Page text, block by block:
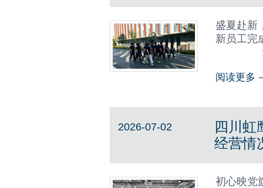
盛夏赴新
新员工完
培训以
阅读更多
2026-07-02
四川虹
经营情
初心映党